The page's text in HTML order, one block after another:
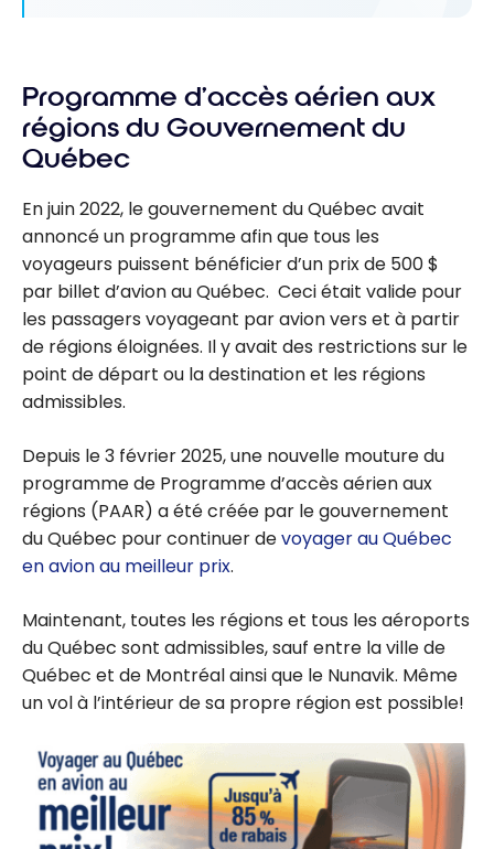
Programme d’accès aérien aux
régions du Gouvernement du
Québec
En juin 2022, le gouvernement du Québec avait
annoncé un programme afin que tous les
voyageurs puissent bénéficier d’un prix de 500 $
par billet d’avion au Québec. Ceci était valide pour
les passagers voyageant par avion vers et à partir
de régions éloignées. Il y avait des restrictions sur le
point de départ ou la destination et les régions
admissibles.
Depuis le 3 février 2025, une nouvelle mouture du
programme de Programme d’accès aérien aux
régions (PAAR) a été créée par le gouvernement
du Québec pour continuer devoyager au Québec
en avion au meilleur prix.
Maintenant, toutes les régions et tous les aéroports
du Québec sont admissibles, sauf entre la ville de
Québec et de Montréal ainsi que le Nunavik. Même
un vol à l’intérieur de sa propre région est possible!